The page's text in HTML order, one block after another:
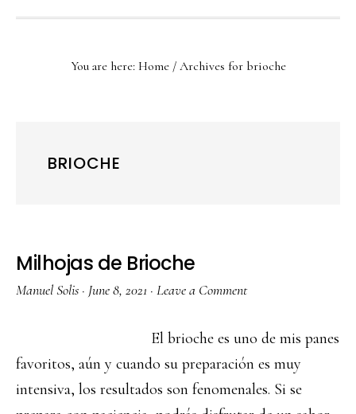
You are here: Home /Archives for brioche
BRIOCHE
Milhojas de Brioche
Manuel Solis · June 8, 2021 · Leave a Comment
El brioche es uno de mis panes
favoritos, aún y cuando su preparación es muy
intensiva, los resultados son fenomenales. Si se